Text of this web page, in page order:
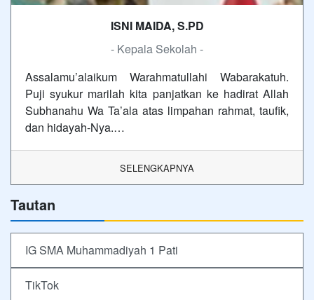
ISNI MAIDA, S.PD
- Kepala Sekolah -
Assalamu’alaikum Warahmatullahi Wabarakatuh.
Puji syukur marilah kita panjatkan ke hadirat Allah
Subhanahu Wa Ta’ala atas limpahan rahmat, taufik,
dan hidayah-Nya.…
SELENGKAPNYA
Tautan
IG SMA Muhammadiyah 1 Pati
TikTok